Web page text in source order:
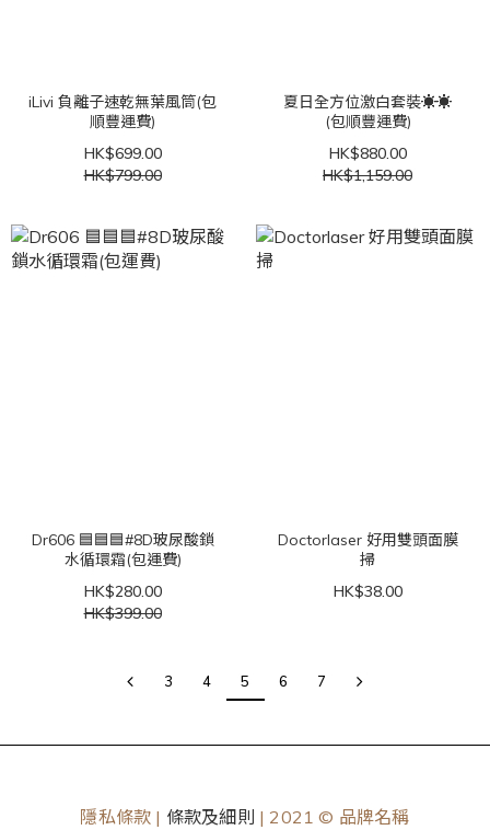
iLivi 負離子速乾無葉風筒(包
順豐運費)
HK$699.00
HK$799.00
夏日全方位激白套裝☀️☀️
(包順豐運費)
HK$880.00
HK$1,159.00
Dr606 🟦🟦🟦#8D玻尿酸鎖
水循環霜(包運費)
HK$280.00
HK$399.00
Doctorlaser 好用雙頭面膜
掃
HK$38.00
3 4 5 6 7
隱私條款 | 條款及細則 | 2021 © 品牌名稱